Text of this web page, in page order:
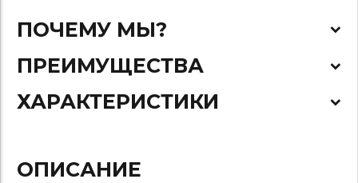
ПОЧЕМУ МЫ?
ПРЕИМУЩЕСТВА
ХАРАКТЕРИСТИКИ
ОПИСАНИЕ